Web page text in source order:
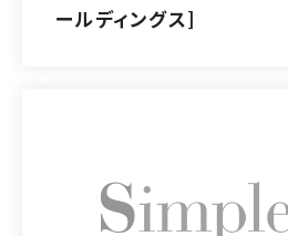
ールディングス]